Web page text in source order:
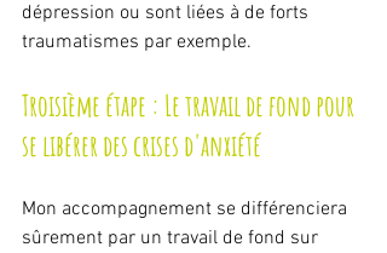
dépression ou sont liées à de forts
traumatismes par exemple.
Troisième étape : Le travail de fond pour
se libérer des crises d'anxiété
Mon accompagnement se différenciera
sûrement par un travail de fond sur